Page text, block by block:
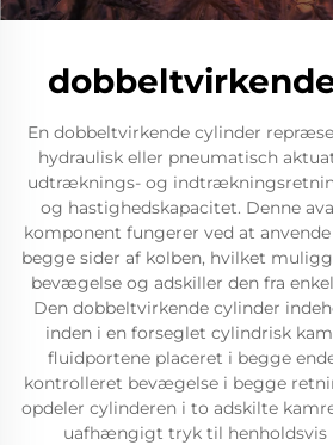
En dobbeltvirkende cylinder
hydraulisk eller pneumatisch
udtræknings- og
og hastighedskapacitet. Denne
komponent fungerer ved at
begge sider af kolben, hvilket
bevægelse og adskiller den fra
Den dobbeltvirkende cylinder
inden i en forseglet cylindrisk
fluidportene placeret i begge
kontrolleret bevægelse i begge
opdeler cylinderen i to adskilte
uafhængigt tryk til